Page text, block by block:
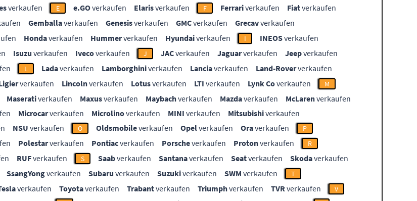
verkaufen E e.GOverkaufen Elarisverkaufen F Ferrariverkaufen Fiatverkaufen
Gemballaverkaufen Genesisverkaufen GMCverkaufen Grecavverkaufen
Hondaverkaufen Hummerverkaufen Hyundaiverkaufen I INEOSverkaufen
Isuzu verkaufen Ivecoverkaufen J JACverkaufen Jaguarverkaufen Jeepverkaufen
L Ladaverkaufen Lamborghiniverkaufen Lanciaverkaufen Land-Roververkaufen
verkaufen Lincolnverkaufen Lotusverkaufen LTI verkaufen Lynk Coverkaufen M
Maserativerkaufen Maxusverkaufen Maybachverkaufen Mazdaverkaufen McLarenverkaufen
Microcarverkaufen Microlinoverkaufen MINI verkaufen Mitsubishiverkaufen
NSU verkaufen O Oldsmobileverkaufen Opelverkaufen Oraverkaufen P
Polestarverkaufen Pontiacverkaufen Porscheverkaufen Protonverkaufen R
RUFverkaufen S Saabverkaufen Santanaverkaufen Seatverkaufen Skodaverkaufen
SsangYongverkaufen Subaru verkaufen Suzukiverkaufen SWM verkaufen T
verkaufen Toyotaverkaufen Trabantverkaufen Triumphverkaufen TVRverkaufen V